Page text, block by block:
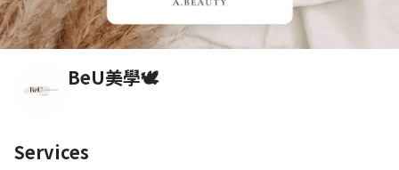
BeU美學🕊
Services